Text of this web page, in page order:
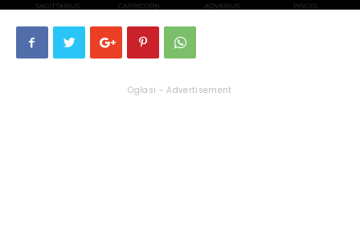
Oglasi - Advertisement